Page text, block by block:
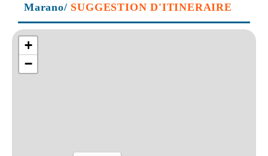
Marano/ SUGGESTION D'ITINERAIRE